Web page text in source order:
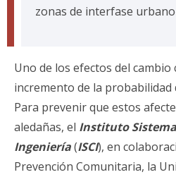
zonas de interfase
Uno de los efectos del cambio
incremento de la probabilidad
Para prevenir que estos
aledañas, el Instituto
Ingeniería(ISCI), en
Prevención Comunitaria, la